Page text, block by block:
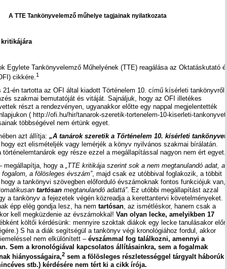
A TTE Tankönyvelemző műhelye tagjainak nyilatkozata
Egylete Tankönyvelemző Műhelyének (TTE) reagálása az Oktatáskutató és
cikkére.1
21-én tartotta az OFI által kiadott Történelem 10. című kísérleti tankönyvről
szakmai bemutatóját és vitáját. Sajnáljuk, hogy az OFI illetékes
részt a rendezvényen, ugyanakkor előtte egy nappal megjelentették
( http://ofi.hu/hir/tanarok-szeretik-tortenelem-10-kiserleti-tankonyvet),
többségével nem értünk egyet.
azt állítja: „A tanárok szeretik a Történelem 10. kísérleti tankönyvet”
ezt elismételjék vagy lemérjék a könyv nyilvános szakmai bírálatán.
történelemtanárok egy része ezzel a megállapítással nagyon nem ért egyet.
megállapítja, hogy a „TTE kritikája szerint sok a nem megtanulandó adat, a
a fölösleges évszám”, majd csak ez utóbbival foglakozik, a többit
a tankönyvi szövegben előforduló évszámoknak fontos funkciójuk van,
tartósan megtanulandó adattá”. Ez utóbbi megállapítást azzal
a tankönyv a fejezetek végén közreadja a kerettantervi követelményeket.
épp elég gondja lesz, ha nem tartósan , az ismétléskor, hanem csak a
kell megküzdenie az évszámokkal! Van olyan lecke, amelyikben 17
költői kérdésünk: mennyire szoktak diákok egy lecke tanulásakor előre
S ha a diák segítségül a tankönyv végi kronológiához fordul, akkor
nem elkülönített –évszámmal fog találkozni, amennyi a
Sem a kronológiával kapcsolatos állításainkra, sem a fogalmak
hiányosságaira,2 sem a fölösleges részletességgel tárgyalt háborúk
stb.) kérdésére nem tért ki a cikk írója.